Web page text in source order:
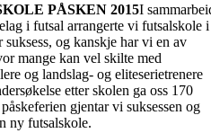
PÅSKEN 2015I
i futsal arrangerte vi futsalskole i
og kanskje har vi en av
mange kan vel skilte med
og landslag- og eliteserietrenere
etter skolen ga oss 170
gjentar vi suksessen og
ny futsalskole.